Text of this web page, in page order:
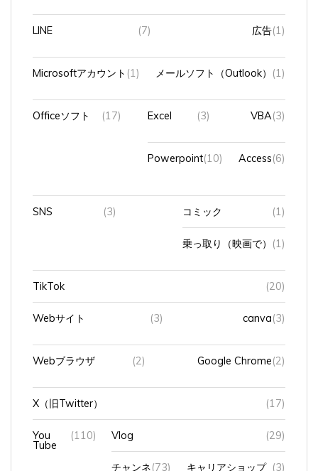
LINE (7) 広告(1)
Microsoftアカウント (1) メールソフト（Outlook） (1)
Officeソフト (17) Excel (3) VBA(3)
Powerpoint(10) Access(6)
SNS (3) コミック (1)
乗っ取り（映画で） (1)
TikTok (20)
Webサイト (3) canva(3)
Webブラウザ (2) Google Chrome(2)
X（旧Twitter） (17)
You
Tube
(110) Vlog (29)
チャンネ(73) キャリアショップ (3)